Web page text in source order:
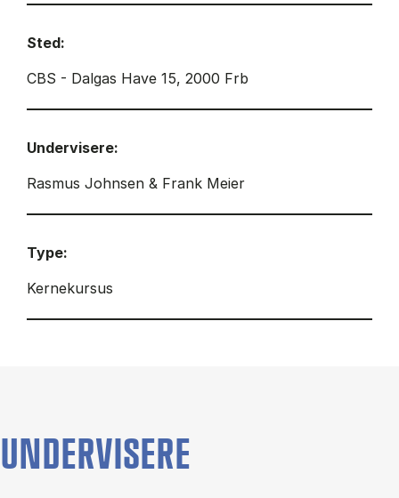
Sted:
CBS - Dalgas Have 15, 2000 Frb
Undervisere:
Rasmus Johnsen & Frank Meier
Type:
Kernekursus
UNDERVISERE